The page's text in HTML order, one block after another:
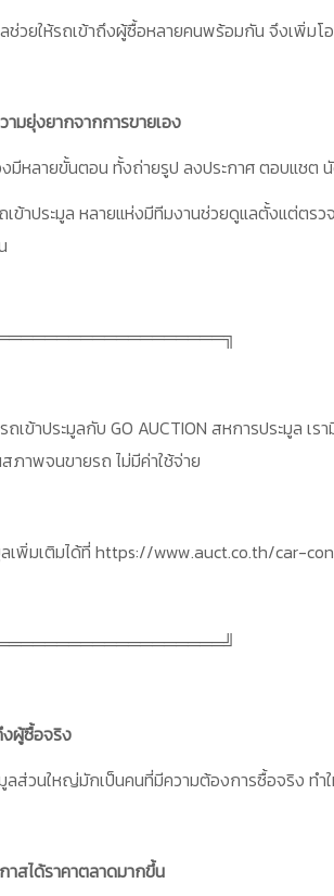
ช่วยให้รถเข้าถึงผู้ซื้อหลายคนพร้อมกัน จึงเพิ่มโ
ามยุ่งยากจากการขายเอง
มีหลายขั้นตอน ทั้งถ่ายรูป ลงประกาศ ตอบแชต นั
ข้าประมูล หลายแห่งมีทีมงานช่วยดูแลตั้งแต่ตรว
เข้าประมูลกับ GO AUCTION สหการประมูล เ
ภาพจนขายรถ ไม่มีค่าใช้จ่าย
เพิ่มเติมได้ที่ https://www.auct.co.th/car-
งผู้ซื้อจริง
มูลส่วนใหญ่มักเป็นคนที่มีความต้องการซื้อจริง ท
าสได้ราคาตลาดมากขึ้น